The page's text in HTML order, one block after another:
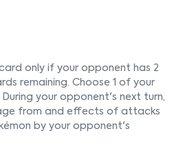
only if your opponent has 2
remaining. Choose 1 of your
During your opponent's next turn,
from and effects of attacks
by your opponent's